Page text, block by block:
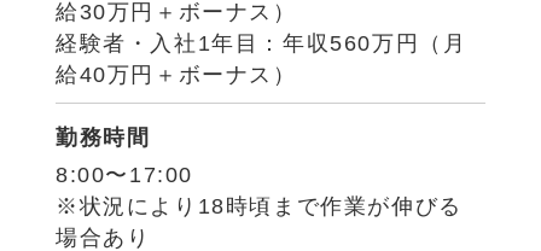
給30万円＋ボーナス）
経験者・入社1年目：年収560万円（月
給40万円＋ボーナス）
勤務時間
8:00〜17:00
※状況により18時頃まで作業が伸びる
場合あり